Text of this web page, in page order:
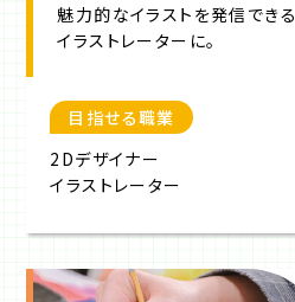
魅力的なイラストを発信できる
イラストレーターに。
目指せる職業
2Dデザイナー
イラストレーター